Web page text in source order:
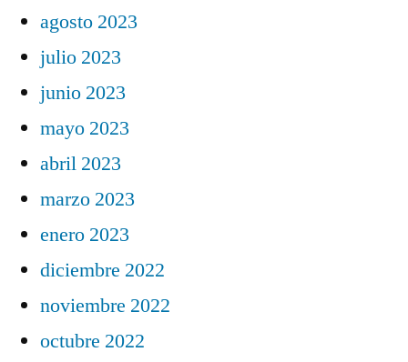
agosto 2023
julio 2023
junio 2023
mayo 2023
abril 2023
marzo 2023
enero 2023
diciembre 2022
noviembre 2022
octubre 2022